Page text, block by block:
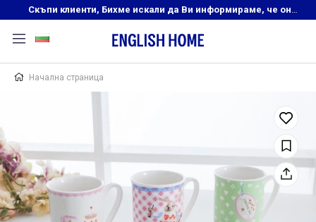
Скъпи клиенти, Бихме искали да Ви информираме, че онлайн магазинът на English Home преустановява своята дейност. Прекрасният ни и усмихнат екип ,Ви очаква в нашите физически магазини, където ще откриете любимите си продукти! Благодарим Ви, че сте част от семейството на Еnglish Home!
Начална страница